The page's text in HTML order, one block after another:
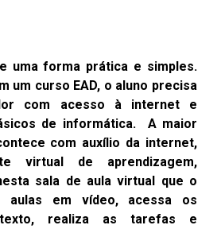
uma forma prática e simples.
um curso EAD, o aluno precisa
com acesso à internet e
de informática. A maior
com auxílio da internet,
virtual de aprendizagem,
sala de aula virtual que o
aulas em vídeo, acessa os
realiza as tarefas e